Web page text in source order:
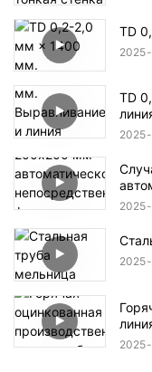
TD
2025
TD
2025
2025
2025
2025